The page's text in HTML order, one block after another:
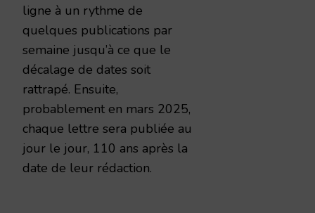
ligne à un rythme de
quelques publications par
semaine jusqu’à ce que le
décalage de dates soit
rattrapé. Ensuite,
probablement en mars 2025,
chaque lettre sera publiée au
jour le jour, 110 ans après la
date de leur rédaction.